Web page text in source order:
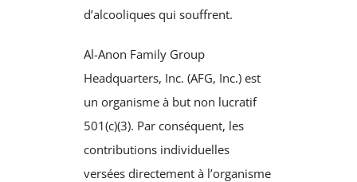
d’alcooliques qui souffrent.
Al-Anon Family Group
Headquarters, Inc. (AFG, Inc.) est
un organisme à but non lucratif
501(c)(3). Par conséquent, les
contributions individuelles
versées directement à l’organisme